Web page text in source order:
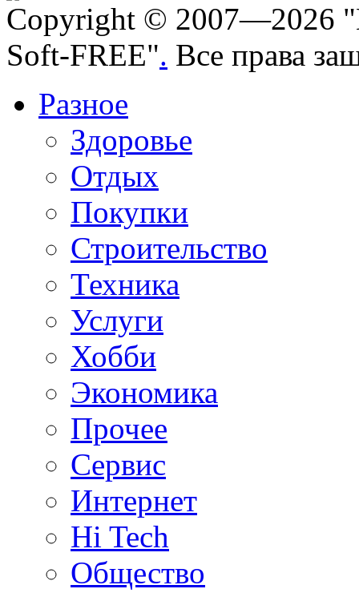
Copyright © 2007—2026
Soft-FREE". Все права
Разное
Здоровье
Отдых
Покупки
Строительство
Техника
Услуги
Хобби
Экономика
Прочее
Сервис
Интернет
Hi Tech
Общество